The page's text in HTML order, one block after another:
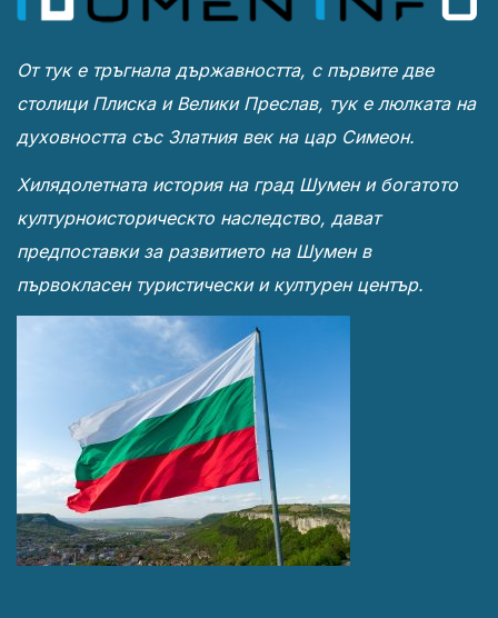
От тук е тръгнала държавността, с първите две
столици Плиска и Велики Преслав, тук е люлката на
духовността със Златния век на цар Симеон.
Хилядолетната история на град Шумен и богатото
културноисторическто наследство, дават
предпоставки за развитието на Шумен в
първокласен туристически и културен център.